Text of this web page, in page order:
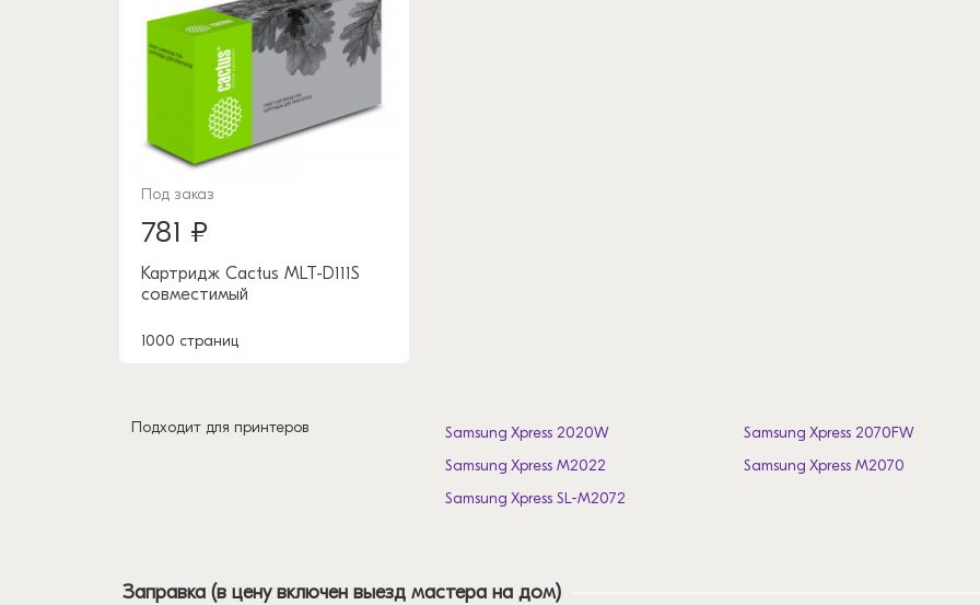
Под заказ
781 ₽
Картридж Cactus MLT-D111S
совместимый
1000 страниц
Подходит для принтеров Samsung Xpress 2020W Samsung Xpress 2070FW
Samsung Xpress M2022
Samsung Xpress M2070
Samsung Xpress SL-M2072
Заправка (в цену включен выезд мастера на дом)